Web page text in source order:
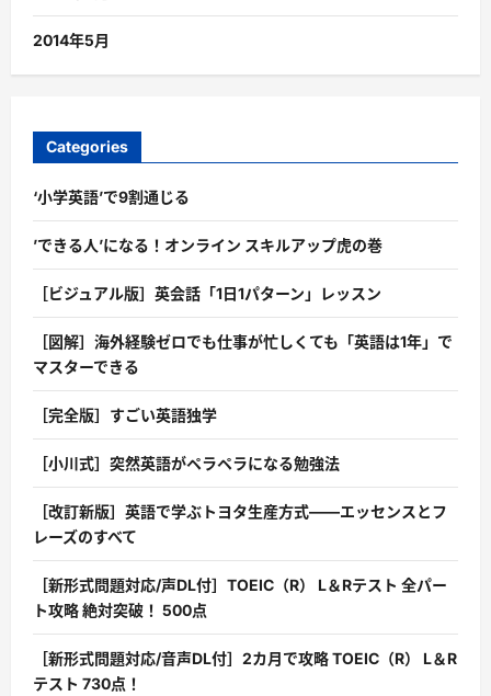
2014年5月
Categories
‘小学英語’で9割通じる
’できる人’になる！オンライン スキルアップ虎の巻
［ビジュアル版］英会話「1日1パターン」レッスン
［図解］海外経験ゼロでも仕事が忙しくても「英語は1年」で
マスターできる
［完全版］すごい英語独学
［小川式］突然英語がペラペラになる勉強法
［改訂新版］英語で学ぶトヨタ生産方式――エッセンスとフ
レーズのすべて
［新形式問題対応/声DL付］TOEIC（R） L＆Rテスト 全パー
ト攻略 絶対突破！ 500点
［新形式問題対応/音声DL付］2カ月で攻略 TOEIC（R） L＆R
テスト 730点！